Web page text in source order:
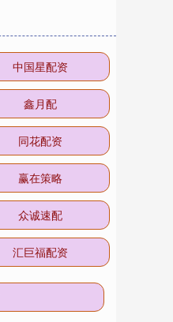
中国星配资
鑫月配
同花配资
赢在策略
众诚速配
汇巨福配资